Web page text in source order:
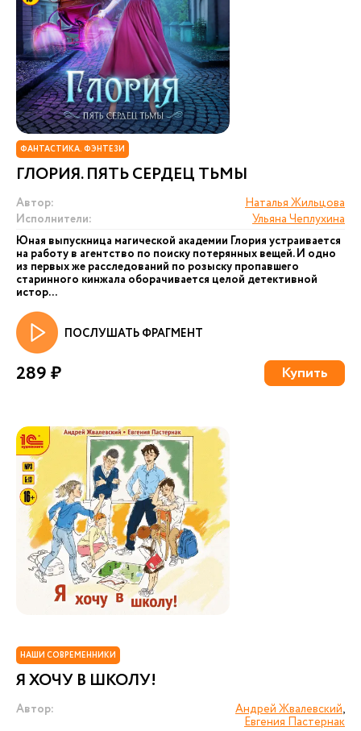
ФАНТАСТИКА. ФЭНТЕЗИ
ГЛОРИЯ. ПЯТЬ СЕРДЕЦ ТЬМЫ
Автор:
Наталья Жильцова
Исполнители:
Ульяна Чеплухина
Юная выпускница магической академии Глория устраивается
на работу в агентство по поиску потерянных вещей. И одно
из первых же расследований по розыску пропавшего
старинного кинжала оборачивается целой детективной
истор...
ПОСЛУШАТЬ ФРАГМЕНТ
289 ₽ Купить
НАШИ СОВРЕМЕННИКИ
Я ХОЧУ В ШКОЛУ!
Автор: Андрей Жвалевский,
Евгения Пастернак